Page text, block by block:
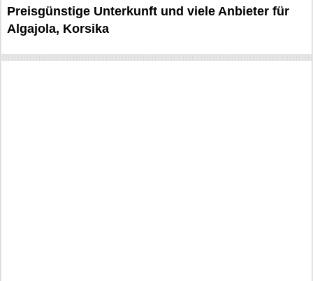
Preisgünstige Unterkunft und viele Anbieter für
Algajola, Korsika